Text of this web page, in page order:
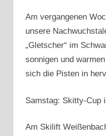
Am vergangenen
unsere
„Gletscher“ im
sonnigen und
sich die Pisten in
Samstag: Skitty-Cup
Am Skilift